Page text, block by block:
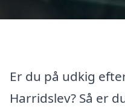
Er du på udkig
Harridslev? Så er